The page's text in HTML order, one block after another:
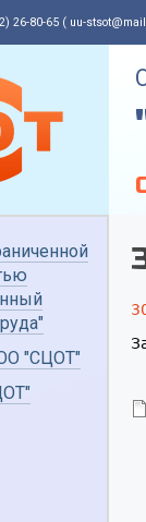
to navigation
26-80-65 ( uu-
"СЦОТ"